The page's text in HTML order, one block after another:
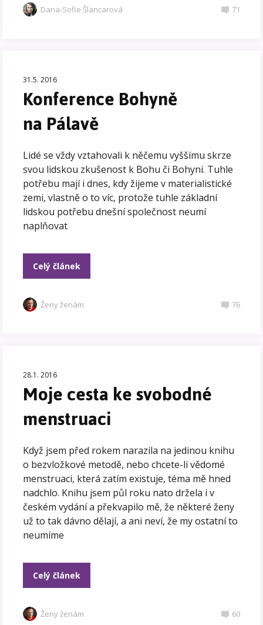
Dana-Sofie Šlancarová 71
31.5. 2016
Konference Bohyně
na Pálavě
Lidé se vždy vztahovali k něčemu vyššímu skrze
svou lidskou zkušenost k Bohu či Bohyni. Tuhle
potřebu mají i dnes, kdy žijeme v materialistické
zemi, vlastně o to víc, protože tuhle základní
lidskou potřebu dnešní společnost neumí
naplňovat
Celý článek
Ženy ženám 76
28.1. 2016
Moje cesta ke svobodné
menstruaci
Když jsem před rokem narazila na jedinou knihu
o bezvložkové metodě, nebo chcete-li vědomé
menstruaci, která zatím existuje, téma mě hned
nadchlo. Knihu jsem půl roku nato držela i v
českém vydání a překvapilo mě, že některé ženy
už to tak dávno dělají, a ani neví, že my ostatní to
neumíme
Celý článek
Ženy ženám 60